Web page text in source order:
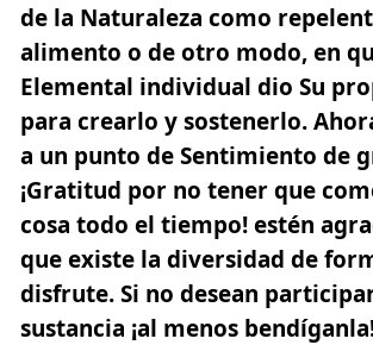
de la Naturaleza como
alimento o de otro modo, en
Elemental individual dio Su
para crearlo y sostenerlo.
a un punto de Sentimiento de
¡Gratitud por no tener que
cosa todo el tiempo! estén
que existe la diversidad de
disfrute. Si no desean
sustancia ¡al menos bendíganla